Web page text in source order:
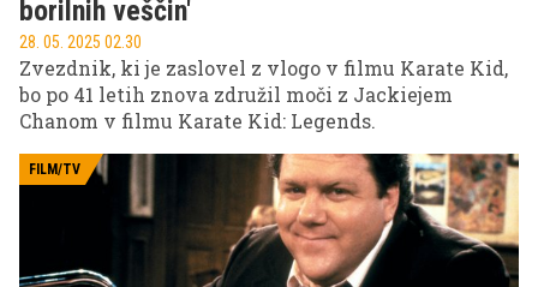
borilnih veščin'
28. 05. 2025 02.30
Zvezdnik, ki je zaslovel z vlogo v filmu Karate Kid,
bo po 41 letih znova združil moči z Jackiejem
Chanom v filmu Karate Kid: Legends.
FILM/TV